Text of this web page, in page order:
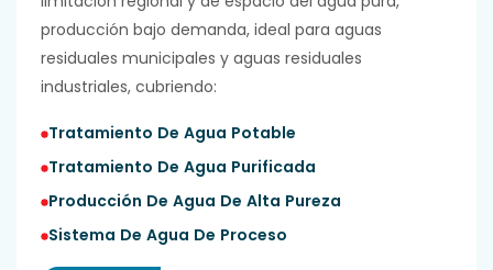
producción bajo demanda, ideal para aguas
residuales municipales y aguas residuales
industriales, cubriendo:
Tratamiento De Agua Potable
Tratamiento De Agua Purificada
Producción De Agua De Alta Pureza
Sistema De Agua De Proceso